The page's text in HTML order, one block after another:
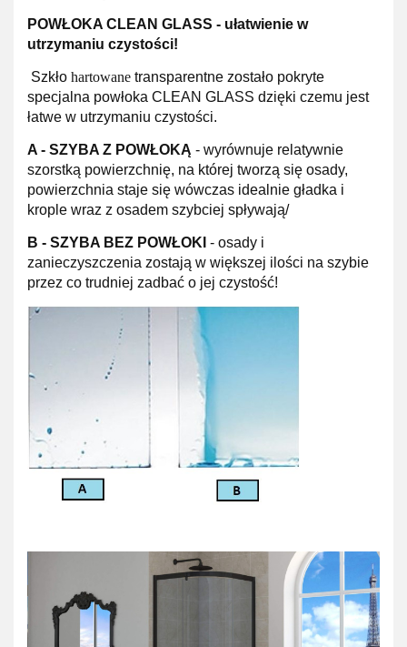
POWŁOKA CLEAN GLASS - ułatwienie w
utrzymaniu czystości!
Szkło hartowane transparentne zostało pokryte
specjalna powłoka CLEAN GLASS dzięki czemu jest
łatwe w utrzymaniu czystości.
A - SZYBA Z POWŁOKĄ - wyrównuje relatywnie
szorstką powierzchnię, na której tworzą się osady,
powierzchnia staje się wówczas idealnie gładka i
krople wraz z osadem szybciej spływają/
B - SZYBA BEZ POWŁOKI - osady i
zanieczyszczenia zostają w większej ilości na szybie
przez co trudniej zadbać o jej czystość!